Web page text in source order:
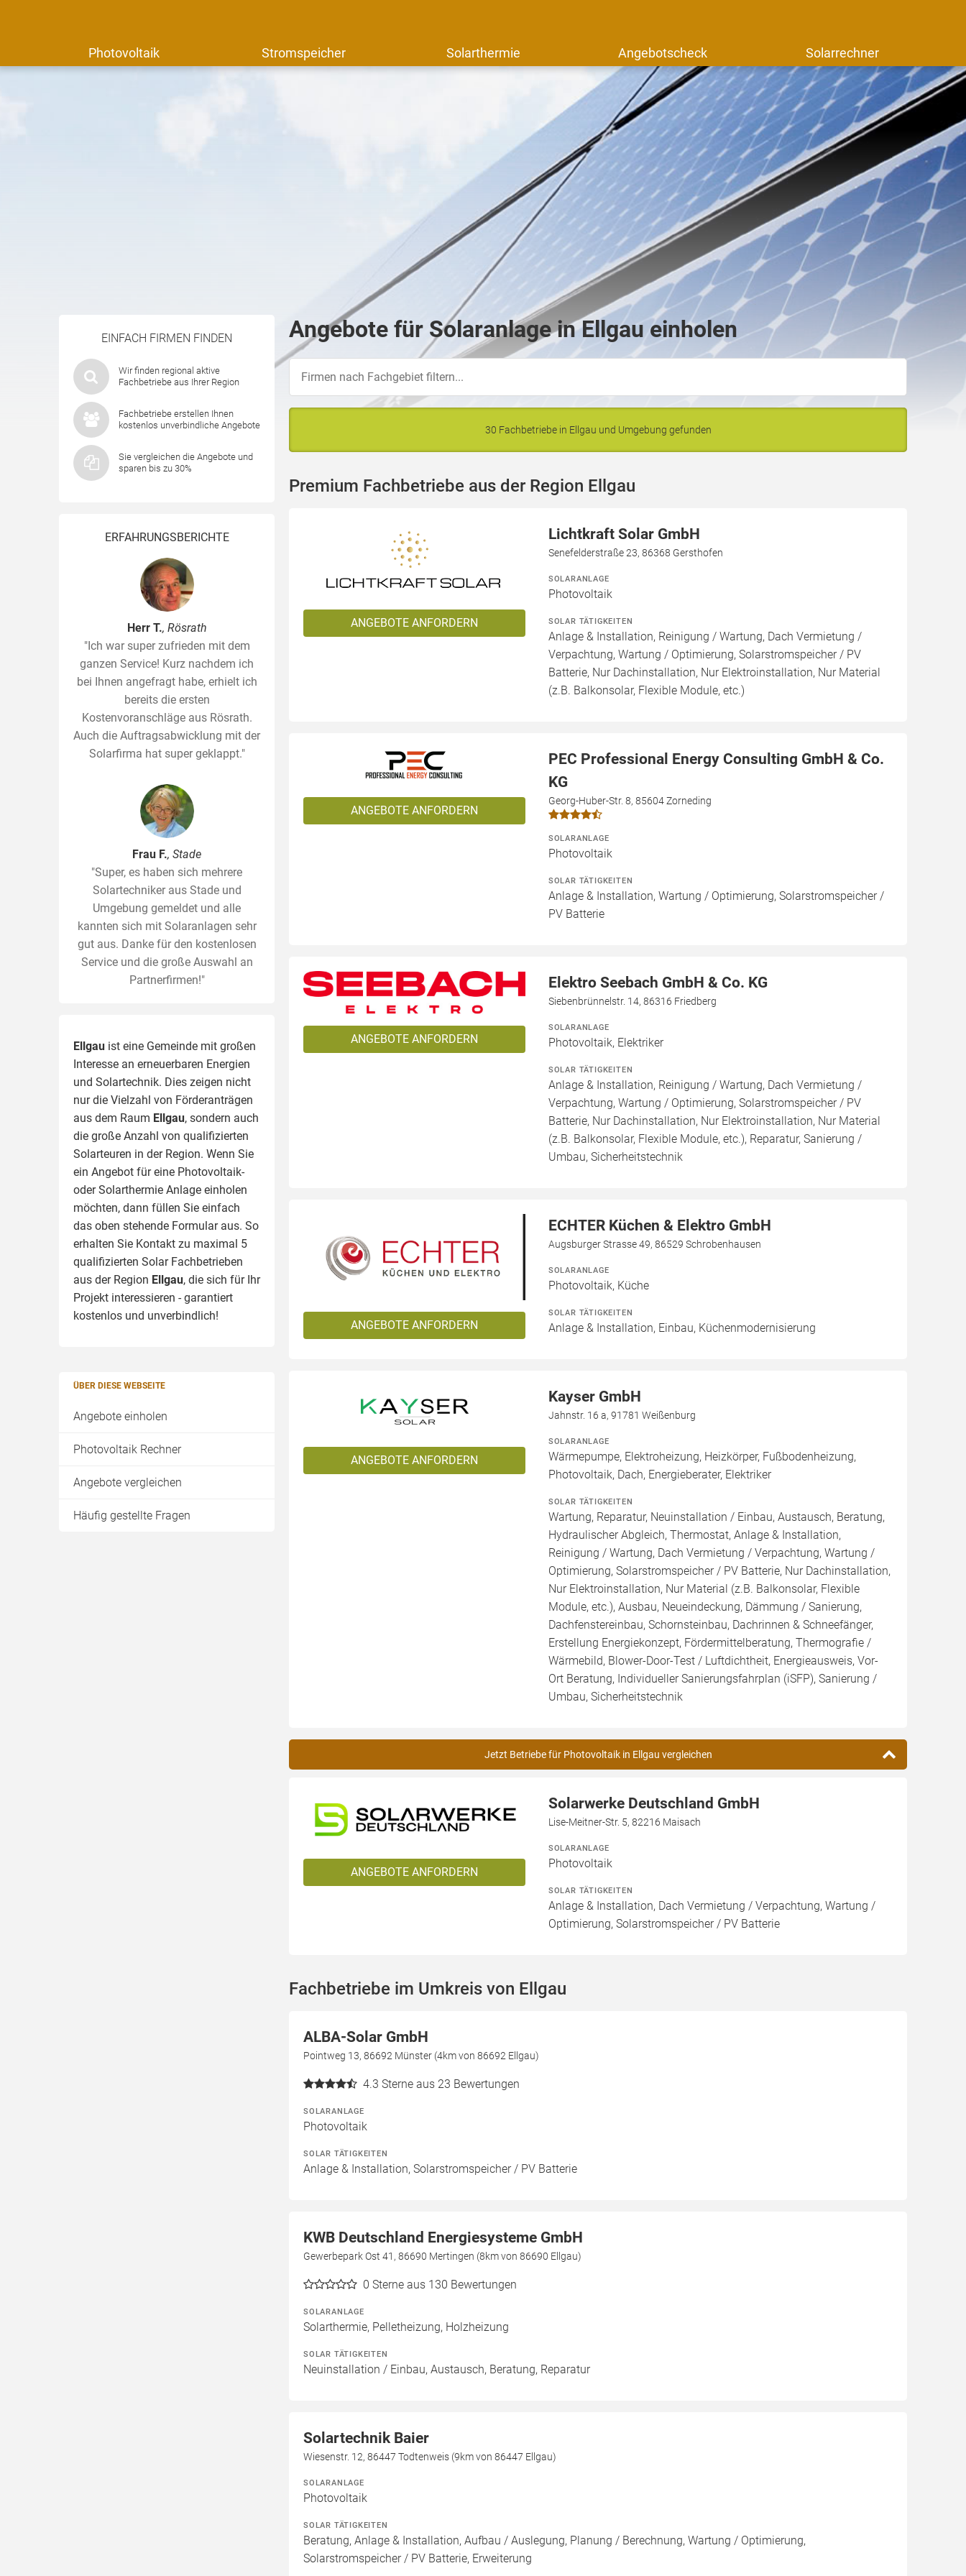
Photovoltaik Stromspeicher Solarthermie Angebotscheck Solarrechner
EINFACH FIRMEN FINDEN
Wir finden regional aktive
Fachbetriebe aus Ihrer Region
Fachbetriebe erstellen Ihnen
kostenlos unverbindliche Angebote
Sie vergleichen die Angebote und
sparen bis zu 30%
ERFAHRUNGSBERICHTE
Herr T., Rösrath
"Ich war super zufrieden mit dem
ganzen Service! Kurz nachdem ich
bei Ihnen angefragt habe, erhielt ich
bereits die ersten
Kostenvoranschläge aus Rösrath.
Auch die Auftragsabwicklung mit der
Solarfirma hat super geklappt."
Frau F., Stade
"Super, es haben sich mehrere
Solartechniker aus Stade und
Umgebung gemeldet und alle
kannten sich mit Solaranlagen sehr
gut aus. Danke für den kostenlosen
Service und die große Auswahl an
Partnerfirmen!"
Ellgau ist eine Gemeinde mit großen
Interesse an erneuerbaren Energien
und Solartechnik. Dies zeigen nicht
nur die Vielzahl von Förderanträgen
aus dem Raum Ellgau, sondern auch
die große Anzahl von qualifizierten
Solarteuren in der Region. Wenn Sie
ein Angebot für eine Photovoltaik-
oder Solarthermie Anlage einholen
möchten, dann füllen Sie einfach
das oben stehende Formular aus. So
erhalten Sie Kontakt zu maximal 5
qualifizierten Solar Fachbetrieben
aus der Region Ellgau, die sich für Ihr
Projekt interessieren - garantiert
kostenlos und unverbindlich!
ÜBER DIESE WEBSEITE
Angebote einholen
Photovoltaik Rechner
Angebote vergleichen
Häufig gestellte Fragen
Angebote für Solaranlage in Ellgau einholen
30 Fachbetriebe in Ellgau und Umgebung gefunden
Premium Fachbetriebe aus der Region Ellgau
ANGEBOTE ANFORDERN
Lichtkraft Solar GmbH
Senefelderstraße 23, 86368 Gersthofen
SOLARANLAGE
Photovoltaik
SOLAR TÄTIGKEITEN
Anlage & Installation, Reinigung / Wartung, Dach Vermietung /
Verpachtung, Wartung / Optimierung, Solarstromspeicher / PV
Batterie, Nur Dachinstallation, Nur Elektroinstallation, Nur Material
(z.B. Balkonsolar, Flexible Module, etc.)
ANGEBOTE ANFORDERN
PEC Professional Energy Consulting GmbH & Co.
KG
Georg-Huber-Str. 8, 85604 Zorneding
SOLARANLAGE
Photovoltaik
SOLAR TÄTIGKEITEN
Anlage & Installation, Wartung / Optimierung, Solarstromspeicher /
PV Batterie
ANGEBOTE ANFORDERN
Elektro Seebach GmbH & Co. KG
Siebenbrünnelstr. 14, 86316 Friedberg
SOLARANLAGE
Photovoltaik, Elektriker
SOLAR TÄTIGKEITEN
Anlage & Installation, Reinigung / Wartung, Dach Vermietung /
Verpachtung, Wartung / Optimierung, Solarstromspeicher / PV
Batterie, Nur Dachinstallation, Nur Elektroinstallation, Nur Material
(z.B. Balkonsolar, Flexible Module, etc.), Reparatur, Sanierung /
Umbau, Sicherheitstechnik
ANGEBOTE ANFORDERN
ECHTER Küchen & Elektro GmbH
Augsburger Strasse 49, 86529 Schrobenhausen
SOLARANLAGE
Photovoltaik, Küche
SOLAR TÄTIGKEITEN
Anlage & Installation, Einbau, Küchenmodernisierung
ANGEBOTE ANFORDERN
Kayser GmbH
Jahnstr. 16 a, 91781 Weißenburg
SOLARANLAGE
Wärmepumpe, Elektroheizung, Heizkörper, Fußbodenheizung,
Photovoltaik, Dach, Energieberater, Elektriker
SOLAR TÄTIGKEITEN
Wartung, Reparatur, Neuinstallation / Einbau, Austausch, Beratung,
Hydraulischer Abgleich, Thermostat, Anlage & Installation,
Reinigung / Wartung, Dach Vermietung / Verpachtung, Wartung /
Optimierung, Solarstromspeicher / PV Batterie, Nur Dachinstallation,
Nur Elektroinstallation, Nur Material (z.B. Balkonsolar, Flexible
Module, etc.), Ausbau, Neueindeckung, Dämmung / Sanierung,
Dachfenstereinbau, Schornsteinbau, Dachrinnen & Schneefänger,
Erstellung Energiekonzept, Fördermittelberatung, Thermografie /
Wärmebild, Blower-Door-Test / Luftdichtheit, Energieausweis, Vor-
Ort Beratung, Individueller Sanierungsfahrplan (iSFP), Sanierung /
Umbau, Sicherheitstechnik
Jetzt Betriebe für Photovoltaik in Ellgau vergleichen
ANGEBOTE ANFORDERN
Solarwerke Deutschland GmbH
Lise-Meitner-Str. 5, 82216 Maisach
SOLARANLAGE
Photovoltaik
SOLAR TÄTIGKEITEN
Anlage & Installation, Dach Vermietung / Verpachtung, Wartung /
Optimierung, Solarstromspeicher / PV Batterie
Fachbetriebe im Umkreis von Ellgau
ALBA-Solar GmbH
Pointweg 13, 86692 Münster (4km von 86692 Ellgau)
4.3 Sterne aus 23 Bewertungen
SOLARANLAGE
Photovoltaik
SOLAR TÄTIGKEITEN
Anlage & Installation, Solarstromspeicher / PV Batterie
KWB Deutschland Energiesysteme GmbH
Gewerbepark Ost 41, 86690 Mertingen (8km von 86690 Ellgau)
0 Sterne aus 130 Bewertungen
SOLARANLAGE
Solarthermie, Pelletheizung, Holzheizung
SOLAR TÄTIGKEITEN
Neuinstallation / Einbau, Austausch, Beratung, Reparatur
Solartechnik Baier
Wiesenstr. 12, 86447 Todtenweis (9km von 86447 Ellgau)
SOLARANLAGE
Photovoltaik
SOLAR TÄTIGKEITEN
Beratung, Anlage & Installation, Aufbau / Auslegung, Planung / Berechnung, Wartung / Optimierung,
Solarstromspeicher / PV Batterie, Erweiterung